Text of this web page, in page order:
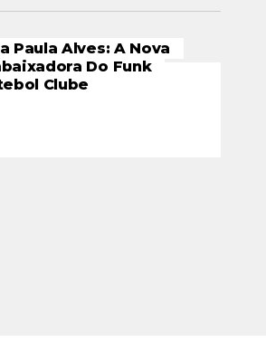
Paula Alves: A Nova
Do Funk
Clube